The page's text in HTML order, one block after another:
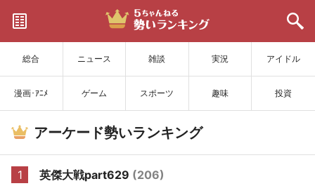
総合 ニュース 雑談 実況 アイドル
漫画･ｱﾆﾒ ゲーム スポーツ 趣味 投資
サイトを更新
アーケード勢いランキング
1 英傑大戦part629 (206)